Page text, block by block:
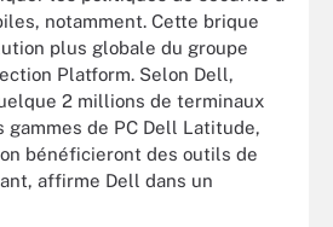
notamment. Cette brique
plus globale du groupe
Platform. Selon Dell,
2 millions de terminaux
gammes de PC Dell Latitude,
bénéficieront des outils de
affirme Dell dans un